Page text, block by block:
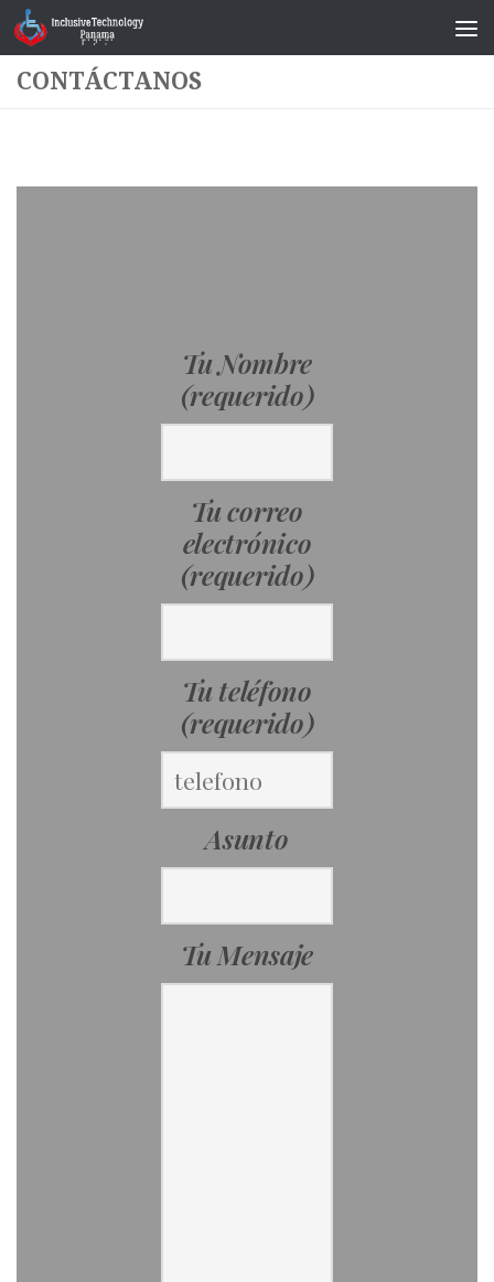
Saltar al contenido
CONTÁCTANOS
Tu Nombre
(requerido)
Tu correo
electrónico
(requerido)
Tu teléfono
(requerido)
Asunto
Tu Mensaje